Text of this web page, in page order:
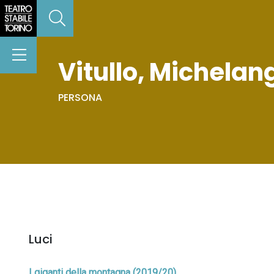
Vitullo,
PERSONA
Luci